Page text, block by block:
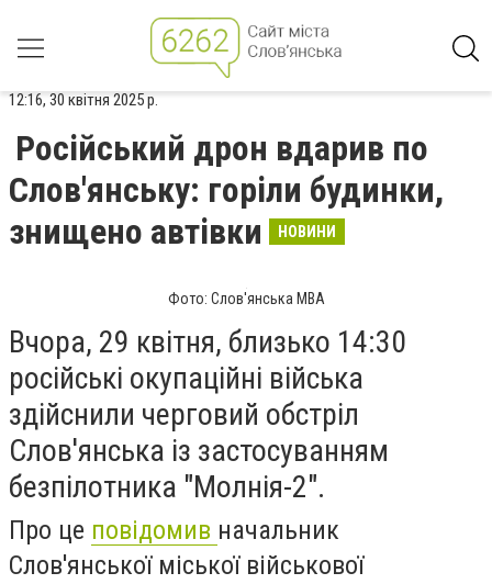
12:16, 30 квітня 2025 р.
Російський дрон вдарив по
Слов'янську: горіли будинки,
знищено автівки
НОВИНИ
Фото: Слов'янська МВА
Вчора, 29 квітня, близько 14:30
російські окупаційні війська
здійснили черговий обстріл
Слов'янська із застосуванням
безпілотника "Молнія-2".
Про це повідомив начальник
Слов'янської міської військової